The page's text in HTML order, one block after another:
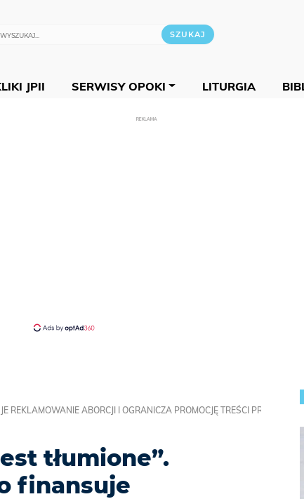
JPII SERWISY OPOKI LITURGIA
REKLAMA
ABORCJI I OGRANICZA PROMOCJĘ TREŚCI PRO-LIFE
tłumione”.
finansuje